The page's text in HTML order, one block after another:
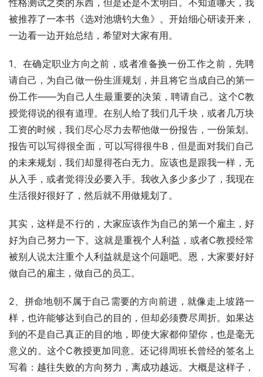
被推荐了一本书《选对池塘钓大鱼》。开始细心研读开来，
一边看一边开始总结，希望对大家有用。
1、在确定职业方向之前，或者准备换一份工作之前，先聘
请自己，为自己做一份生涯规划，并且将它当成自己的第一
份工作——为自己人生最重要的决策，聘请自己。这个C教
授觉得说的很有道理。在别人给了我们几千块，或者几万块
工资的时候，我们尽心尽力去帮他做一份报告，一份策划。
报告可以写得很全面，可以写得很牛B，但是面对我们自己
的未来规划，我们却显得苍白无力。应该也是跟我一样，无
从入手，或者觉得没必要入手。我收入多少多少了，我现在
生活很好很好了，然后就不用做规划了。
其实，这样是不行的，大家应该作为自己的第一个雇主，好
好为自己努力一下。这就是重视个人利益，或者C教授经常
被别人说太注重个人利益就是这个问题吧。恩，大家要好好
做自己的雇主，做自己的员工。
2、拼命地朝不属于自己需要的方向前进，就像走上坡路一
样，也许能够达到自己的目的，但却必须费尽周折。如果达
到的不是自己真正的目的地，即使大家都仰望你，也是毫无
意义的。这个C教授更加同意。还记得周班长曾经的签名上
写着：越往失败的方向努力，离成功越远。大概是这样子，